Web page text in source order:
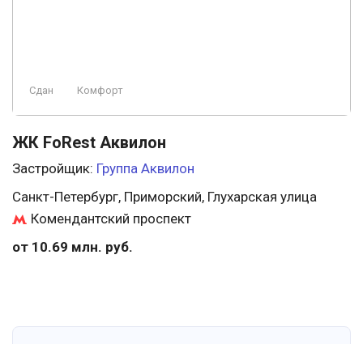
Сдан Комфорт
ЖК FoRest Аквилон
Застройщик: Группа Аквилон
Санкт-Петербург, Приморский, Глухарская улица
Комендантский проспект
от 10.69 млн. руб.